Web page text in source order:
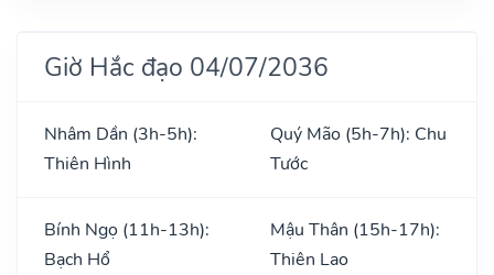
Giờ Hắc đạo 04/07/2036
Nhâm Dần (3h-5h):
Thiên Hình
Quý Mão (5h-7h): Chu
Tước
Bính Ngọ (11h-13h):
Bạch Hổ
Mậu Thân (15h-17h):
Thiên Lao